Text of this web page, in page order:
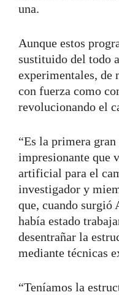
una.
Aunque estos
sustituido del todo
experimentales, de
con fuerza como
revolucionando el
“Es la primera
impresionante que
artificial para el
investigador y
que, cuando surgió
había estado
desentrañar la
mediante técnicas
“Teníamos la